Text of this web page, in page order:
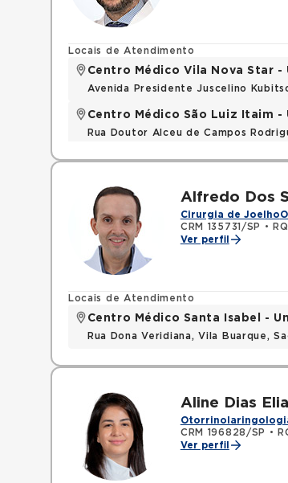
Locais de Atendimento
Centro Médico Vila Nova Star -
Avenida Presidente Juscelino
Centro Médico São Luiz Itaim -
Rua Doutor Alceu de Campos
Alfredo Dos
Cirurgia de Joelho
CRM 135731/SP
•
Ver perfil
Locais de Atendimento
Centro Médico Santa Isabel -
Rua Dona Veridiana, Vila Buarque,
Aline Dias
CRM 196828/SP
•
Ver perfil